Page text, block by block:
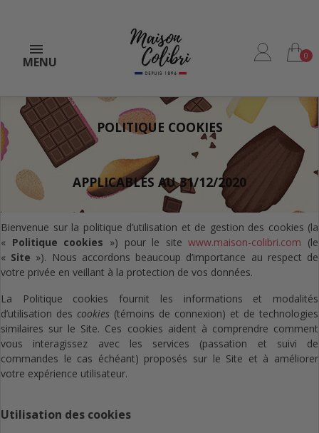
MENU 0
POLITIQUE COOKIES
APPLICABLES AU 31/12/2020
Bienvenue sur la politique d’utilisation et de gestion des cookies (la
« Politique cookies ») pour le sitewww.maison-colibri.com (le
« Site »). Nous accordons beaucoup d’importance au respect de
votre privée en veillant à la protection de vos données.
La Politique cookies fournit les informations et modalités
d’utilisation des cookies (témoins de connexion) et de technologies
similaires sur le Site. Ces cookies aident à comprendre comment
vous interagissez avec les services (passation et suivi de
commandes le cas échéant) proposés sur le Site et à améliorer
votre expérience utilisateur.
Utilisation des cookies